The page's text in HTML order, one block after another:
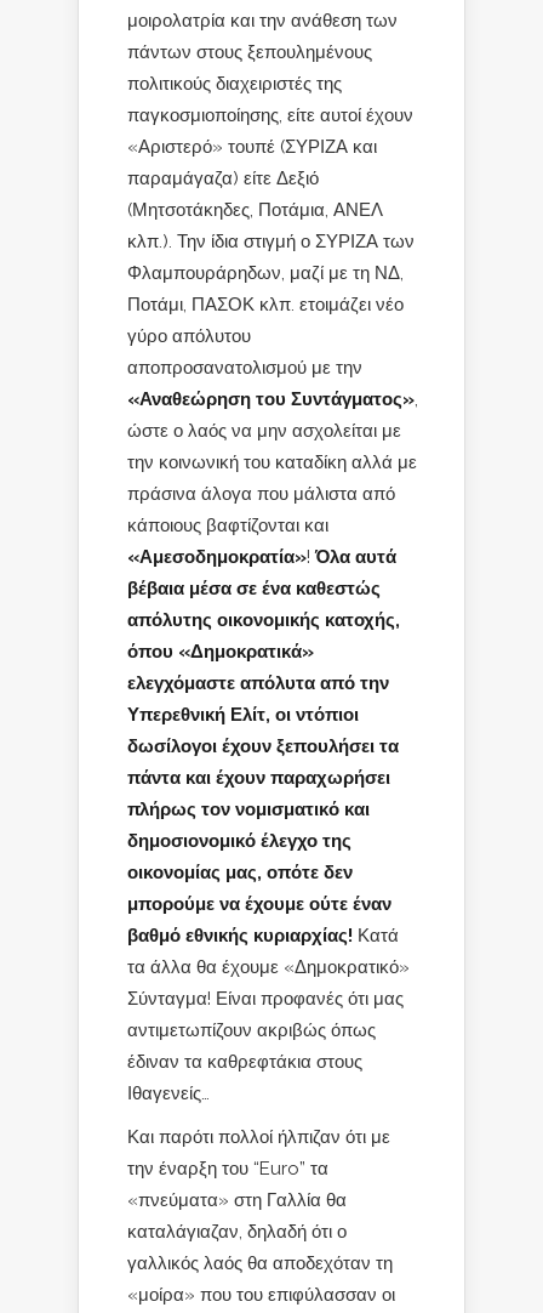
μοιρολατρία και την ανάθεση των
πάντων στους ξεπουλημένους
πολιτικούς διαχειριστές της
παγκοσμιοποίησης, είτε αυτοί έχουν
«Αριστερό» τουπέ (ΣΥΡΙΖΑ και
παραμάγαζα) είτε Δεξιό
(Μητσοτάκηδες, Ποτάμια, ΑΝΕΛ
κλπ.). Την ίδια στιγμή ο ΣΥΡΙΖΑ των
Φλαμπουράρηδων, μαζί με τη ΝΔ,
Ποτάμι, ΠΑΣΟΚ κλπ. ετοιμάζει νέο
γύρο απόλυτου
αποπροσανατολισμού με την
«Αναθεώρηση του Συντάγματος»,
ώστε ο λαός να μην ασχολείται με
την κοινωνική του καταδίκη αλλά με
πράσινα άλογα που μάλιστα από
κάποιους βαφτίζονται και
«Αμεσοδημοκρατία»!Όλα αυτά
βέβαια μέσα σε ένα καθεστώς
απόλυτης οικονομικής κατοχής,
όπου «Δημοκρατικά»
ελεγχόμαστε απόλυτα από την
Υπερεθνική Ελίτ, οι ντόπιοι
δωσίλογοι έχουν ξεπουλήσει τα
πάντα και έχουν παραχωρήσει
πλήρως τον νομισματικό και
δημοσιονομικό έλεγχο της
οικονομίας μας, οπότε δεν
μπορούμε να έχουμε ούτε έναν
βαθμό εθνικής κυριαρχίας! Κατά
τα άλλα θα έχουμε «Δημοκρατικό»
Σύνταγμα! Είναι προφανές ότι μας
αντιμετωπίζουν ακριβώς όπως
έδιναν τα καθρεφτάκια στους
Ιθαγενείς…
Και παρότι πολλοί ήλπιζαν ότι με
την έναρξη του “Euro” τα
«πνεύματα» στη Γαλλία θα
καταλάγιαζαν, δηλαδή ότι ο
γαλλικός λαός θα αποδεχόταν τη
«μοίρα» που του επιφύλασσαν οι